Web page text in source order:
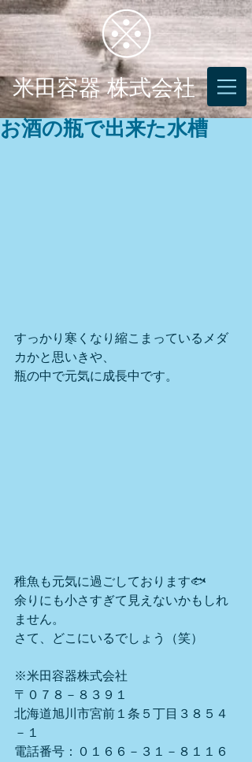
米田容器 株式会社
お酒の瓶で出来た水槽
すっかり寒くなり縮こまっているメダ
カかと思いきや、
瓶の中で元気に成長中です。
稚魚も元気に過ごしております🐟
余りにも小さすぎて見えないかもしれ
ません。
さて、どこにいるでしょう（笑）
※米田容器株式会社
〒０７８－８３９１
北海道旭川市宮前１条５丁目３８５４
－１
電話番号：０１６６－３１－８１１６